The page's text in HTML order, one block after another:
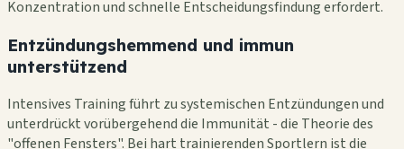
Konzentration und schnelle Entscheidungsfindung erfordert.
Entzündungshemmend und immun
unterstützend
Intensives Training führt zu systemischen Entzündungen und
unterdrückt vorübergehend die Immunität - die Theorie des
"offenen Fensters". Bei hart trainierenden Sportlern ist die